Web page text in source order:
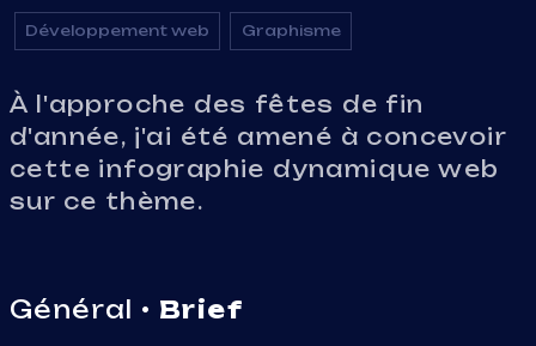
Développement web Graphisme
À l'approche des fêtes de fin
d'année, j'ai été amené à concevoir
cette infographie dynamique web
sur ce thème.
Général • Brief